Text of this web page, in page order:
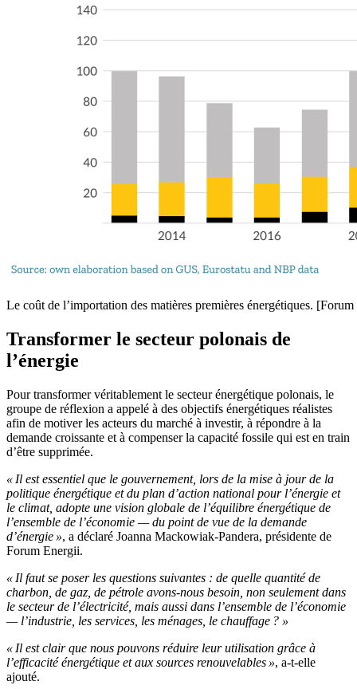
Le coût de l’importation des matières premières énergétiques.
Transformer le secteur polonais de
l’énergie
Pour transformer véritablement le secteur énergétique polonais, le
groupe de réflexion a appelé à des objectifs énergétiques réalistes
afin de motiver les acteurs du marché à investir, à répondre à la
demande croissante et à compenser la capacité fossile qui est en train
d’être supprimée.
« Il est essentiel que le gouvernement, lors de la mise à jour de la
politique énergétique et du plan d’action national pour l’énergie et
le climat, adopte une vision globale de l’équilibre énergétique de
l’ensemble de l’économie — du point de vue de la demande
d’énergie », a déclaré Joanna Mackowiak-Pandera, présidente de
Forum Energii.
« Il faut se poser les questions suivantes : de quelle quantité de
charbon, de gaz, de pétrole avons-nous besoin, non seulement dans
le secteur de l’électricité, mais aussi dans l’ensemble de l’économie
— l’industrie, les services, les ménages, le chauffage ? »
« Il est clair que nous pouvons réduire leur utilisation grâce à
l’efficacité énergétique et aux sources renouvelables », a-t-elle
ajouté.